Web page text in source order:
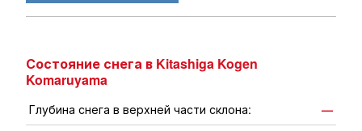
Состояние снега в Kitashiga Kogen
Komaruyama
Глубина снега в верхней части склона:
—